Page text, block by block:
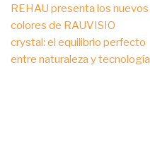
REHAU presenta los nuevos
colores de RAUVISIO
crystal: el equilibrio perfecto
entre naturaleza y tecnología